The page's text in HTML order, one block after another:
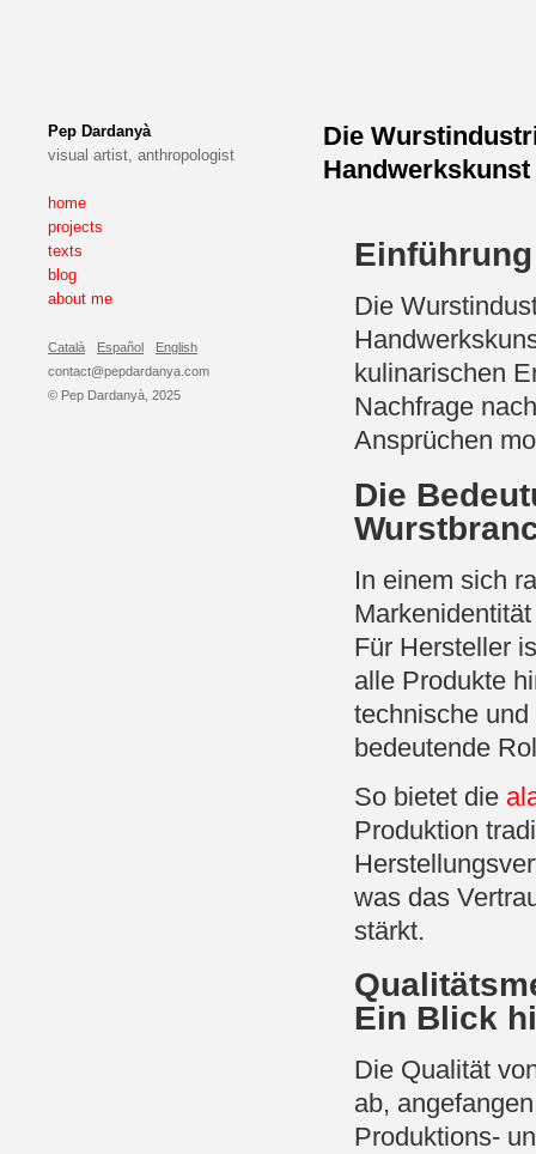
Pep Dardanyà
visual artist, anthropologist
home
projects
texts
blog
about me
Català Español
English
contact@pepdardanya.com
© Pep Dardanyà, 2025
Die
Einführung
Die
kulinarischen
Nachfrage
Ansprüchen
Die
In einem sich
Für Hersteller
alle Produkte
technische
bedeutende
So bietet die
Produktion
was das
stärkt.
Ein Blick
Die Qualität
ab,
Produktions-